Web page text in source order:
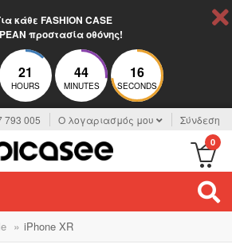
κάθε FASHION CASE
προστασία οθόνης!
21
HOURS
44
MINUTES
15
SECONDS
793 005 Ο λογαριασμός μου Σύνδεση
0
» iPhone XR